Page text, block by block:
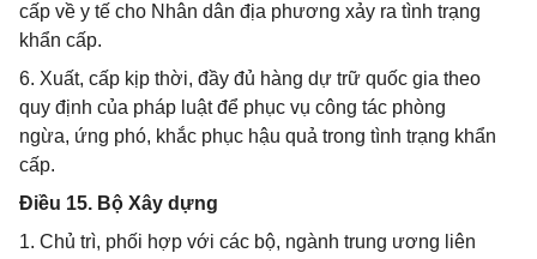
cấp về y tế cho Nhân dân địa phương xảy ra tình trạng
khẩn cấp.
6. Xuất, cấp kịp thời, đầy đủ hàng dự trữ quốc gia theo
quy định của pháp luật để phục vụ công tác phòng
ngừa, ứng phó, khắc phục hậu quả trong tình trạng khẩn
cấp.
Điều 15. Bộ Xây dựng
1. Chủ trì, phối hợp với các bộ, ngành trung ương liên